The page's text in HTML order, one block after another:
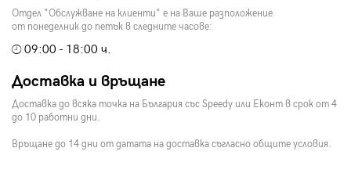
Отдел "Обслужване на клиенти" е на Ваше разположение
от понеделник до петък в следните часове:
09:00 - 18:00 ч.
Доставка и връщане
Доставка до всяка точка на България със Speedy или Еконт в срок от 4
до 10 работни дни.
Връщане до 14 дни от датата на доставка съгласно общите условия.